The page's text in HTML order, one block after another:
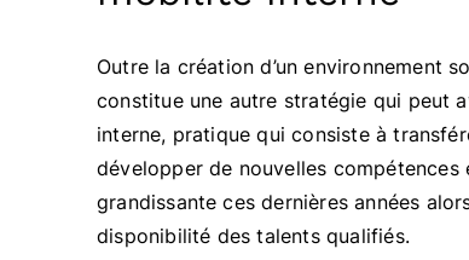
Outre la création d’un environnement
constitue une autre stratégie qui peut
interne, pratique qui consiste à
développer de nouvelles
grandissante ces dernières années
disponibilité des talents qualifiés.